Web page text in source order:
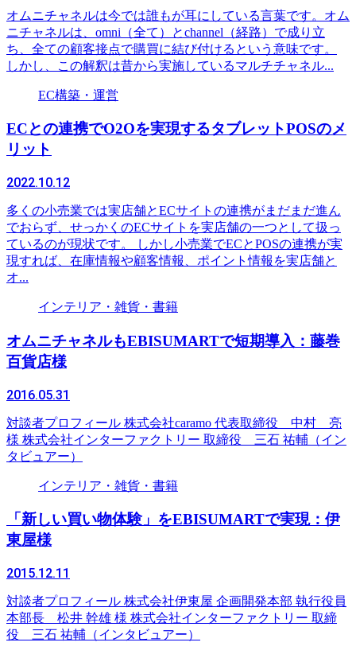
オムニチャネルは今では誰もが耳にしている言葉です。オム
ニチャネルは、omni（全て）とchannel（経路）で成り立
ち、全ての顧客接点で購買に結び付けるという意味です。
しかし、この解釈は昔から実施しているマルチチャネル...
EC構築・運営
ECとの連携でO2Oを実現するタブレットPOSのメ
リット
2022.10.12
多くの小売業では実店舗とECサイトの連携がまだまだ進ん
でおらず、せっかくのECサイトを実店舗の一つとして扱っ
ているのが現状です。 しかし小売業でECとPOSの連携が実
現すれば、在庫情報や顧客情報、ポイント情報を実店舗と
オ...
インテリア・雑貨・書籍
オムニチャネルもEBISUMARTで短期導入：藤巻
百貨店様
2016.05.31
対談者プロフィール 株式会社caramo 代表取締役 中村 亮
様 株式会社インターファクトリー 取締役 三石 祐輔（イン
タビュアー）
インテリア・雑貨・書籍
「新しい買い物体験」をEBISUMARTで実現：伊
東屋様
2015.12.11
対談者プロフィール 株式会社伊東屋 企画開発本部 執行役員
本部長 松井 幹雄 様 株式会社インターファクトリー 取締
役 三石 祐輔（インタビュアー）